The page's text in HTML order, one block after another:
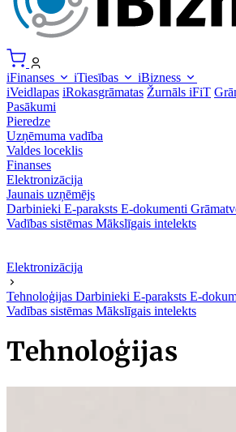
iFinanses iTiesības
iBizness
iVeidlapas iRokasgrāmatas Žurnāls iFiT
Pasākumi
Pieredze
Uzņēmuma vadība
Valdes loceklis
Finanses
Elektronizācija
Jaunais uzņēmējs
Darbinieki E-paraksts E-dokumenti
Vadības sistēmas Mākslīgais intelekts
Elektronizācija
Tehnoloģijas Darbinieki E-paraksts E-
Vadības sistēmas Mākslīgais intelekts
Tehnoloģijas